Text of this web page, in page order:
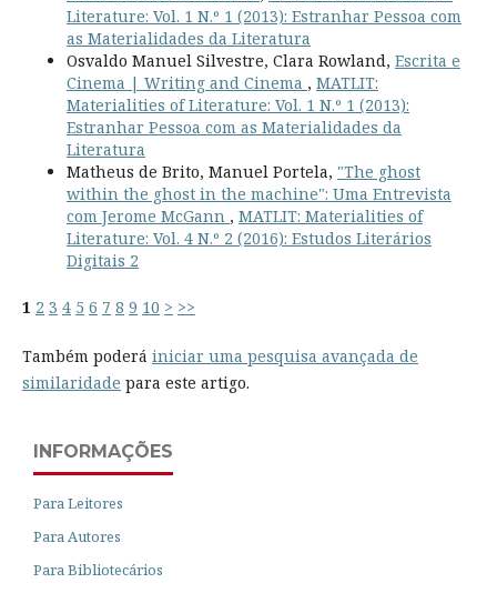
Literature: Vol. 1 N.º 1 (2013): Estranhar Pessoa com
as Materialidades da Literatura
Osvaldo Manuel Silvestre, Clara Rowland, Escrita e
Cinema | Writing and Cinema , MATLIT:
Materialities of Literature: Vol. 1 N.º 1 (2013):
Estranhar Pessoa com as Materialidades da
Literatura
Matheus de Brito, Manuel Portela, "The ghost
within the ghost in the machine": Uma Entrevista
com Jerome McGann , MATLIT: Materialities of
Literature: Vol. 4 N.º 2 (2016): Estudos Literários
Digitais 2
1 2 3 4 5 6 7 8 9 10 > >>
Também poderá iniciar uma pesquisa avançada de
similaridade para este artigo.
INFORMAÇÕES
Para Leitores
Para Autores
Para Bibliotecários